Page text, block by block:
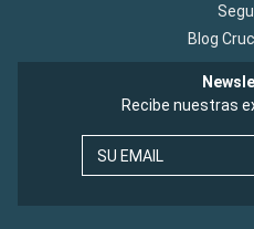
Blog
Recibe nuestras
SU EMAIL